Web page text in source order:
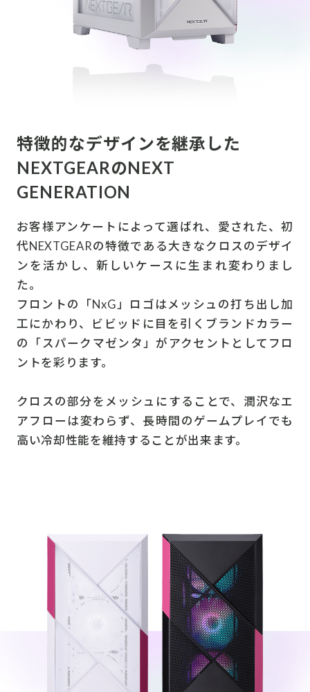
特徴的なデザインを継承した
NEXTGEARのNEXT
GENERATION
お客様アンケートによって選ばれ、愛された、初
代NEXTGEARの特徴である大きなクロスのデザイ
ンを活かし、新しいケースに生まれ変わりまし
た。
フロントの「NxG」ロゴはメッシュの打ち出し加
工にかわり、ビビッドに目を引くブランドカラー
の「スパークマゼンタ」がアクセントとしてフロ
ントを彩ります。
クロスの部分をメッシュにすることで、潤沢なエ
アフローは変わらず、長時間のゲームプレイでも
高い冷却性能を維持することが出来ます。